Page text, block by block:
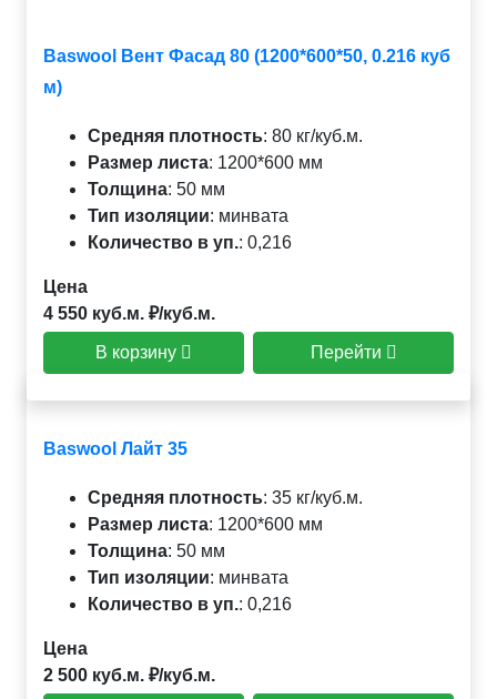
Baswool Вент Фасад 80 (1200*600*50, 0.216 куб
м)
Средняя плотность: 80 кг/куб.м.
Размер листа: 1200*600 мм
Толщина: 50 мм
Тип изоляции: минвата
Количество в уп.: 0,216
Цена
4 550 куб.м. ₽/куб.м.
В корзину Перейти
Baswool Лайт 35
Средняя плотность: 35 кг/куб.м.
Размер листа: 1200*600 мм
Толщина: 50 мм
Тип изоляции: минвата
Количество в уп.: 0,216
Цена
2 500 куб.м. ₽/куб.м.